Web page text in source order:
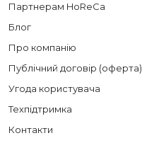
Партнерам HoReCa
Блог
Про компанію
Публічний договір (оферта)
Угода користувача
Техпідтримка
Контакти